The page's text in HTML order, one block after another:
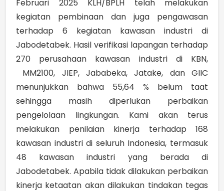
Februari 2025 KLH/BPLH telah melakukan
kegiatan pembinaan dan juga pengawasan
terhadap 6 kegiatan kawasan industri di
Jabodetabek. Hasil verifikasi lapangan terhadap
270 perusahaan kawasan industri di KBN,
MM2100, JIEP, Jababeka, Jatake, dan GIIC
menunjukkan bahwa 55,64 % belum taat
sehingga masih diperlukan perbaikan
pengelolaan lingkungan. Kami akan terus
melakukan penilaian kinerja terhadap 168
kawasan industri di seluruh Indonesia, termasuk
48 kawasan industri yang berada di
Jabodetabek. Apabila tidak dilakukan perbaikan
kinerja ketaatan akan dilakukan tindakan tegas